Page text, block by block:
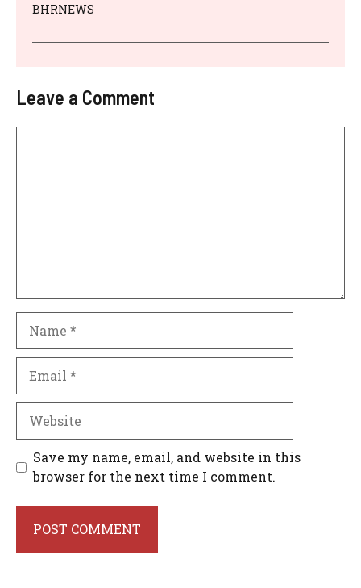
BHRNEWS
Leave a Comment
Save my name, email, and website in this
browser for the next time I comment.